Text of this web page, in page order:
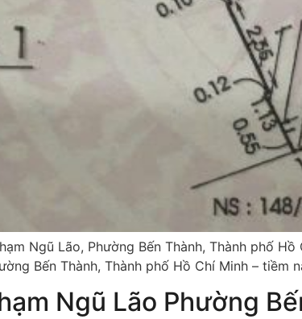
Ngũ Lão, Phường Bến Thành, Thành phố
Bến Thành, Thành phố Hồ Chí Minh –
Ngũ Lão Phường